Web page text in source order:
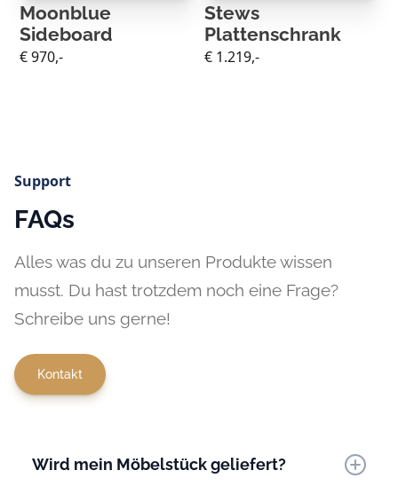
Moonblue
Sideboard
€ 970,-
Stews
Plattenschrank
€ 1.219,-
Support
FAQs
Alles was du zu unseren Produkte wissen
musst. Du hast trotzdem noch eine Frage?
Schreibe uns gerne!
Kontakt
Wird mein Möbelstück geliefert?